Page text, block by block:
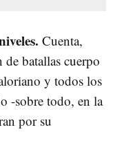
Cuenta,
batallas cuerpo
y todos los
-sobre todo, en la
por su